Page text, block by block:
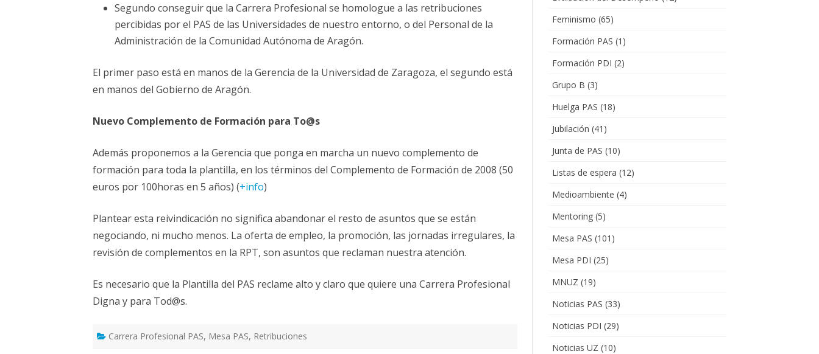
Segundo conseguir que la Carrera Profesional se homologue a las retribuciones
percibidas por el PAS de las Universidades de nuestro entorno, o del Personal de la
Administración de la Comunidad Autónoma de Aragón.
El primer paso está en manos de la Gerencia de la Universidad de Zaragoza, el segundo está
en manos del Gobierno de Aragón.
Nuevo Complemento de Formación para To@s
Además proponemos a la Gerencia que ponga en marcha un nuevo complemento de
formación para toda la plantilla, en los términos del Complemento de Formación de 2008 (50
euros por 100horas en 5 años) (+info)
Plantear esta reivindicación no significa abandonar el resto de asuntos que se están
negociando, ni mucho menos. La oferta de empleo, la promoción, las jornadas irregulares, la
revisión de complementos en la RPT, son asuntos que reclaman nuestra atención.
Es necesario que la Plantilla del PAS reclame alto y claro que quiere una Carrera Profesional
Digna y para Tod@s.
Carrera Profesional PAS, Mesa PAS, Retribuciones
Feminismo (65)
Formación PAS (1)
Formación PDI (2)
Grupo B (3)
Huelga PAS (18)
Jubilación (41)
Junta de PAS (10)
Listas de espera (12)
Medioambiente (4)
Mentoring(5)
Mesa PAS (101)
Mesa PDI (25)
MNUZ (19)
Noticias PAS (33)
Noticias PDI (29)
Noticias UZ (10)